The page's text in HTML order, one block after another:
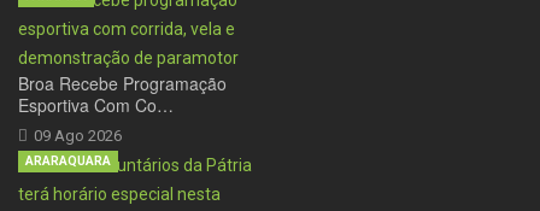
Broa Recebe Programação
Esportiva Com Co…
09 Ago 2026
ARARAQUARA